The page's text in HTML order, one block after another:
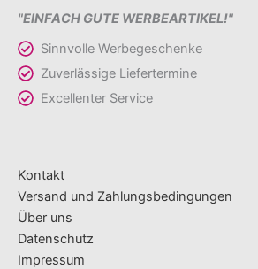
"EINFACH GUTE WERBEARTIKEL!"
Sinnvolle Werbegeschenke
Zuverlässige Liefertermine
Excellenter Service
Kontakt
Versand und Zahlungsbedingungen
Über uns
Datenschutz
Impressum